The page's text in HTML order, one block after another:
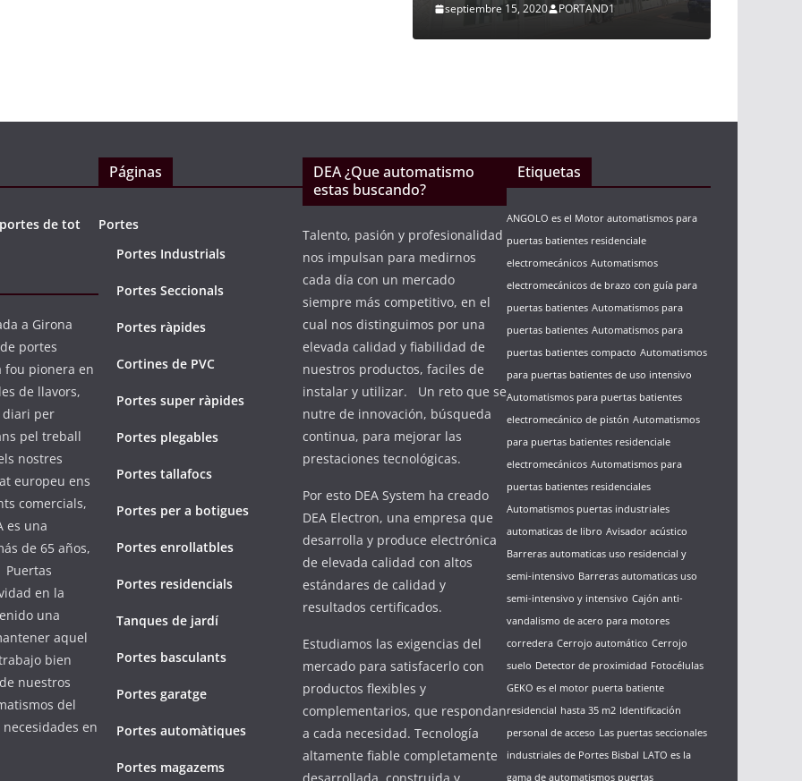
noviembre 10, 2015 PORTAND1
de tot
a Girona
portes
fou pionera en
de llavors,
diari per
pel treball
nostres
europeu ens
comercials,
es una
de 65 años,
Puertas
en la
una
aquel
bien
nuestros
del
en
Páginas
Portes
Portes Industrials
Portes Seccionals
Portes ràpides
Cortines de PVC
Portes super ràpides
Portes plegables
Portes tallafocs
Portes per a botigues
Portes enrollatbles
Portes residencials
Tanques de jardí
Portes basculants
Portes garatge
Portes automàtiques
Portes magazems
DEA ¿Que automatismo
estas buscando?
Talento, pasión y profesionalidad
nos impulsan para medirnos
cada día con un mercado
siempre más competitivo, en el
cual nos distinguimos por una
elevada calidad y fiabilidad de
nuestros productos, faciles de
instalar y utilizar. Un reto que se
nutre de innovación, búsqueda
continua, para mejorar las
prestaciones tecnológicas.
Por esto DEA System ha creado
DEA Electron, una empresa que
desarrolla y produce electrónica
de elevada calidad con altos
estándares de calidad y
resultados certificados.
Estudiamos las exigencias del
mercado para satisfacerlo con
productos flexibles y
complementarios, que respondan
a cada necesidad. Tecnología
altamente fiable completamente
Etiquetas
ANGOLO es el Motor automatismos para
puertas batientes residenciale
electromecánicos Automatismos
electromecánicos de brazo con guía para
puertas batientes Automatismos para
puertas batientes Automatismos para
puertas batientes compacto Automatismos
para puertas batientes de uso intensivo
Automatismos para puertas batientes
electromecánico de pistón Automatismos
para puertas batientes residenciale
electromecánicos Automatismos para
puertas batientes residenciales
Automatismos puertas industriales
automaticas de libro Avisador acústico
Barreras automaticas uso residencial y
semi-intensivo Barreras automaticas uso
semi-intensivo y intensivo Cajón anti-
vandalismo de acero para motores
corredera Cerrojo automático Cerrojo
suelo Detector de proximidad Fotocélulas
GEKO es el motor puerta batiente
residencial hasta 35 m2 Identificación
personal de acceso Las puertas seccionales
industriales de Portes Bisbal LATO es la
gama de automatismos puertas